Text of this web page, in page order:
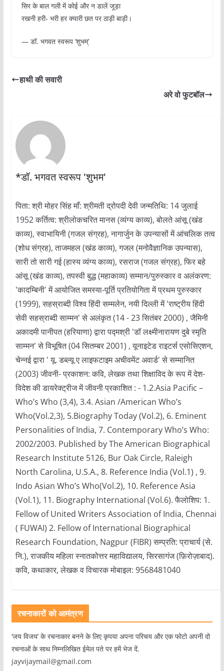
सिर के बाल गली में कोई और न डालें जूड़ा
रखनी हरी- भरी हर क्यारी छत पर ठाड़ी बाड़ी।
— डॉ. भगवत स्वरूप ‘शुभम्’
हाथी की सवारी
अरे वो फुटबॉल
*डॉ. भगवत स्वरूप 'शुभम'
पिता: श्री मोहर सिंह माँ: श्रीमती द्रोपदी देवी जन्मतिथि: 14 जुलाई
1952 कर्तित्व: श्रीलोकचरित मानस (व्यंग्य काव्य), बोलते आंसू (खंड
काव्य), स्वाभायिनी (गजल संग्रह), नागार्जुन के उपन्यासों में आंचलिक तत्व
(शोध संग्रह), ताजमहल (खंड काव्य), गजल (मनोवैज्ञानिक उपन्यास),
सारी तो सारी गई (हास्य व्यंग्य काव्य), रसराज (गजल संग्रह), फिर बहे
आंसू (खंड काव्य), तपस्वी बुद्ध (महाकाव्य) सम्मान/पुरुस्कार व अलंकरण:
'कादम्बिनी' में आयोजित समस्या-पूर्ति प्रतियोगिता में प्रथम पुरुस्कार
(1999), सहस्राब्दी विश्व हिंदी सम्मलेन, नयी दिल्ली में 'राष्ट्रीय हिंदी
सेवी सहस्राब्दी साम्मन' से अलंकृत (14 - 23 सितंबर 2000) , जैमिनी
अकादमी पानीपत (हरियाणा) द्वारा पद्मश्री 'डॉ लक्ष्मीनारायण दुबे स्मृति
साम्मन' से विभूषित (04 सितम्बर 2001) , यूनाइटेड राइटर्स एसोसिएशन,
चेन्नई द्वारा ' यू. डब्ल्यू ए लाइफटाइम अचीवमेंट अवार्ड' से सम्मानित
(2003) जीवनी- प्रकाशन: कवि, लेखक तथा शिक्षाविद के रूप में देश-
विदेश की डायरेक्ट्रीज में जीवनी प्रकाशित : - 1.2.Asia Pacific –
Who’s Who (3,4), 3.4. Asian /American Who’s
Who(Vol.2,3), 5.Biography Today (Vol.2), 6. Eminent
Personalities of India, 7. Contemporary Who’s Who:
2002/2003. Published by The American Biographical
Research Institute 5126, Bur Oak Circle, Raleigh
North Carolina, U.S.A., 8. Reference India (Vol.1) , 9.
Indo Asian Who’s Who(Vol.2), 10. Reference Asia
(Vol.1), 11. Biography International (Vol.6). फैलोशिप: 1.
Fellow of United Writers Association of India, Chennai
( FUWAI) 2. Fellow of International Biographical
Research Foundation, Nagpur (FIBR) सम्प्रति: प्राचार्य (से.
नि.), राजकीय महिला स्नातकोत्तर महाविद्यालय, सिरसागंज (फ़िरोज़ाबाद).
कवि, कथाकार, लेखक व विचारक मोबाइल: 9568481040
रचनाकारों को आमंत्रण
‘जय विजय’ के रचनाकार बनने के लिए कृपया अपना परिचय और एक फोटो अपनी दो
रचनाओं के साथ निम्नलिखित ईमेल पते पर हमें भेज दें.
jayvijaymail@gmail.com